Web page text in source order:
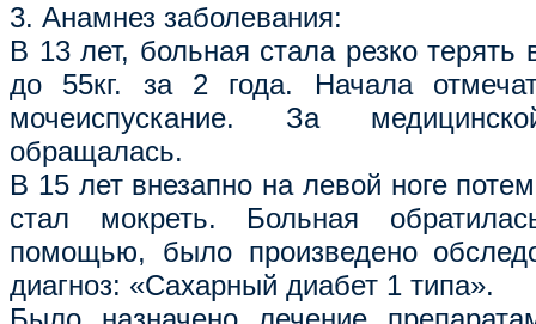
3. Анамнез заболевания:
В 13 лет, больная стала резко терять
до 55кг. за 2 года. Начала
мочеиспускание. За
обращалась.
В 15 лет внезапно на левой ноге
стал мокреть. Больная
помощью, было произведено
диагноз: «Сахарный диабет 1 типа».